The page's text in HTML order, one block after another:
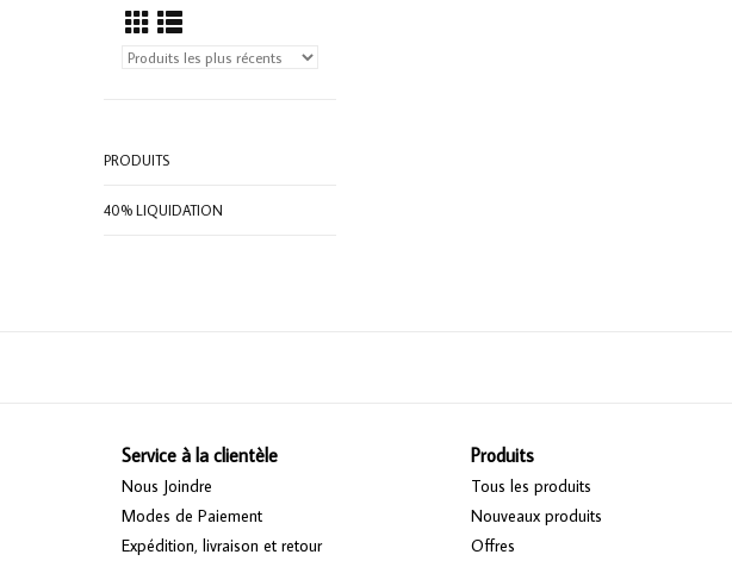
PRODUITS
40% LIQUIDATION
Service à la clientèle
Nous Joindre
Modes de Paiement
Expédition, livraison et retour
Produits
Tous les produits
Nouveaux produits
Offres